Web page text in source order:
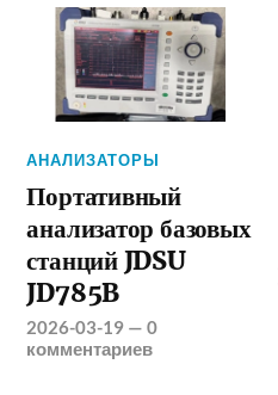
АНАЛИЗАТОРЫ
Портативный
анализатор базовых
станций JDSU
JD785B
2026-03-19 —0
комментариев